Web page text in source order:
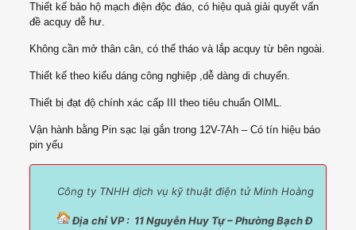
Thiết kế bảo hộ mạch điện độc đáo, có hiệu quả giải quyết vấn
đề acquy dễ hư.
Không cần mở thân cân, có thể tháo và lắp acquy từ bên ngoài.
Thiết kế theo kiểu dáng công nghiệp ,dễ dàng di chuyển.
Thiết bị đạt độ chính xác cấp III theo tiêu chuẩn OIML.
Vận hành bằng Pin sạc lại gắn trong 12V-7Ah – Có tín hiệu báo
pin yếu
Công ty TNHH dịch vụ kỹ thuật điện tử Minh Hoàng
Địa chỉ VP : 11 Nguyễn Huy Tự – Phường Bạch Đ